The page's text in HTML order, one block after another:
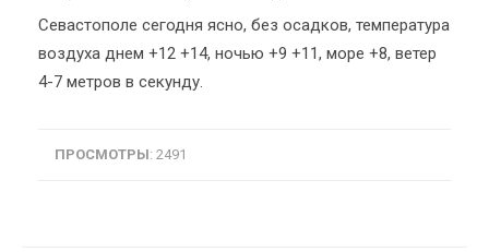
Севастополе сегодня ясно, без осадков, температура
воздуха днем +12 +14, ночью +9 +11, море +8, ветер
4-7 метров в секунду.
ПРОСМОТРЫ: 2491